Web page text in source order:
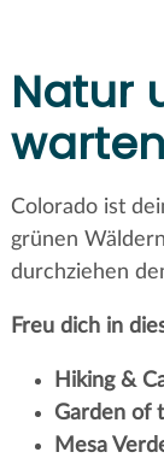
Natur
warten
Colorado ist
grünen
durchziehen
Freu dich in
Hiking &
Garden of
Mesa